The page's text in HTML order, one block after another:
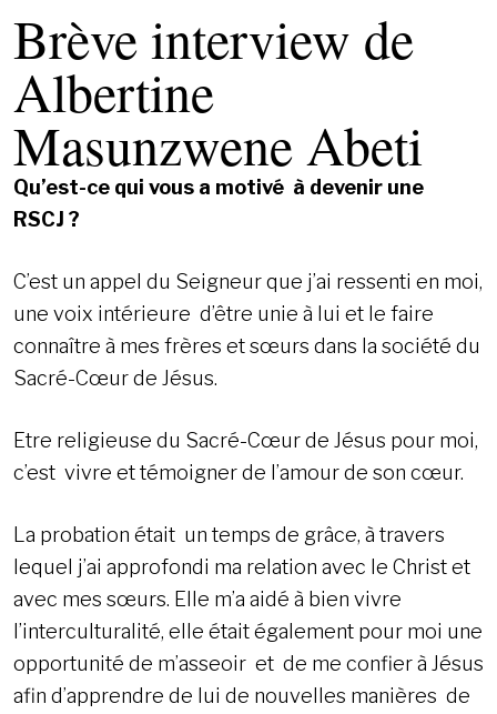
Brève interview de
Albertine
Masunzwene Abeti
Qu’est-ce qui vous a motivé à devenir une
RSCJ ?
C’est un appel du Seigneur que j’ai ressenti en moi,
une voix intérieure d’être unie à lui et le faire
connaître à mes frères et sœurs dans la société du
Sacré-Cœur de Jésus.
Etre religieuse du Sacré-Cœur de Jésus pour moi,
c’est vivre et témoigner de l’amour de son cœur.
La probation était un temps de grâce, à travers
lequel j’ai approfondi ma relation avec le Christ et
avec mes sœurs. Elle m’a aidé à bien vivre
l’interculturalité, elle était également pour moi une
opportunité de m’asseoir et de me confier à Jésus
afin d’apprendre de lui de nouvelles manières de